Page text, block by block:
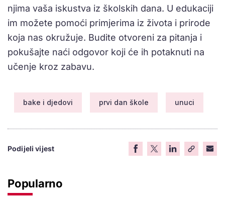
njima vaša iskustva iz školskih dana. U edukaciji
im možete pomoći primjerima iz života i prirode
koja nas okružuje. Budite otvoreni za pitanja i
pokušajte naći odgovor koji će ih potaknuti na
učenje kroz zabavu.
bake i djedovi prvi dan škole unuci
Podijeli vijest
Popularno